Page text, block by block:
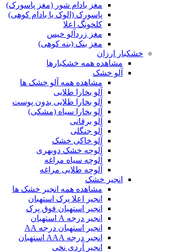
مغز بادام شور (مغز پاسورک)
پاسورک (الوک یا بادام کوهی)
کلخونگ اعلا
مغز زردآلو خیس
مغز بنک (بنه کوهی)
خشکبار ارزان
مشاهده همه خشکبارها
آلو خشک
مشاهده همه آلو خشک ها
آلو بخارا طلایی
آلو بخارا طلایی بدون پوست
آلو بخارا سیاه (مشکی)
آلو برقانی
آلو جنگلی
آلو خاکی خشک
آلوچه خشک دوبهری
آلوچه سیاه مراغه
آلوچه طلایی مراغه
انجیر خشک
مشاهده همه انجیر خشک ها
انجیر اعلا پرک استهبان
انجیر استهبان فوق پرک
انجیر درجه A استهبان
انجیر استهبان درجه AA
انجیر درجه AAA استهبان
انجیر آردی نخی